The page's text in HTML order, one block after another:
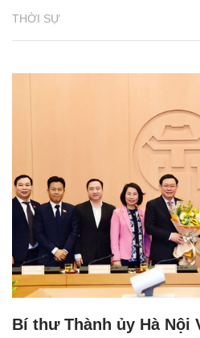
THỜI SỰ
Bí thư Thành ủy Hà Nội